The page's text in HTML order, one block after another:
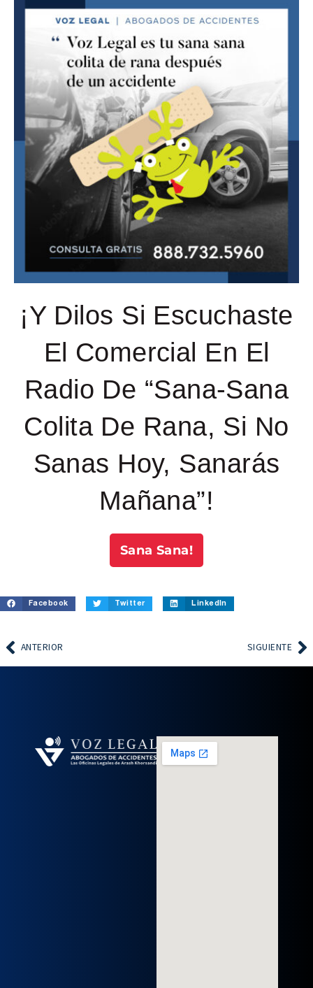
¡Y Dilos Si Escuchaste
El Comercial En El
Radio De “Sana-Sana
Colita De Rana, Si No
Sanas Hoy, Sanarás
Mañana”!
Sana Sana!
Facebook Twitter LinkedIn
ANTERIOR SIGUIENTE